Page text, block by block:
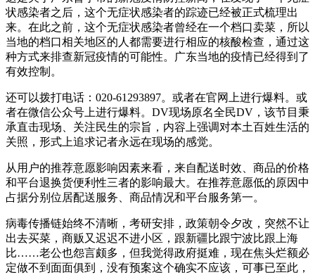
状感染者之后，这个无症状感染者的踪迹已经被正式梳理出
来。在此之前，这个无症状感染者曾经在一个档口卖菜，所以
当地的档口相关地区的人都需要进行相应的核酸检查，通过这
种方式来排查新冠疫情的可能性。广东当地的疫情已经得到了
有效控制。
还可以拨打电话：020-61293897。或者在官网上进行爆料。或
者在微信公众号上进行爆料。DV现场原名全民DV，该节目秉
承直击现场、关注民生的宗旨，内容上强调对本土百姓生活的
关照，形式上追求记者永远在现场的感觉。
从用户的推荐意愿影响因素来看，来自配送时效、商品的价格
和平台退换货便利性三者的影响最大。在推荐意愿低的原因中
占据分别位居配送服务、商品情况和平台服务第一。
病毒传播链始终不清晰，考研安排，政策朝令夕改，突然不让
出去买菜，商贩又迟迟不进小区，跟新疆比跟宁波比跟上海
比……老公也怨言颇多，但我觉得政府挺难，现在焦头烂额必
定做不到面面俱到，没有预案这个确实不应该，可事已至此，